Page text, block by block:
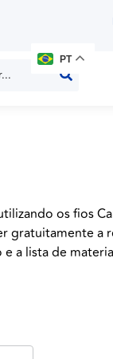
PT
os fios
gratuitamente a
a lista de